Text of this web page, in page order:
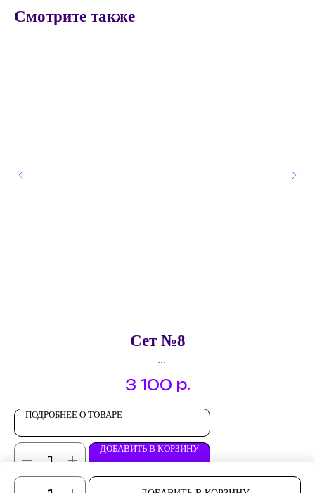
Смотрите также
Сет №8
Брускетта "Запеченые овощи"
Брускетта "Говьжий язык с вялеными томатами"
3 100 р.
ПОДРОБНЕЕ О ТОВАРЕ
ДОБАВИТЬ В КОРЗИНУ